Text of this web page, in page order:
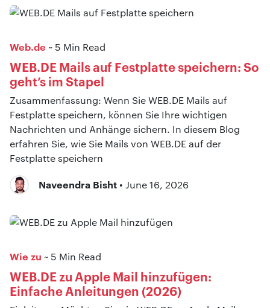
Web.de ~ 5 Min Read
WEB.DE Mails auf Festplatte speichern: So
geht’s im Stapel
Zusammenfassung: Wenn Sie WEB.DE Mails auf
Festplatte speichern, können Sie Ihre wichtigen
Nachrichten und Anhänge sichern. In diesem Blog
erfahren Sie, wie Sie Mails von WEB.DE auf der
Festplatte speichern
Naveendra Bisht • June 16, 2026
Wie zu ~ 5 Min Read
WEB.DE zu Apple Mail hinzufügen:
Einfache Anleitungen (2026)